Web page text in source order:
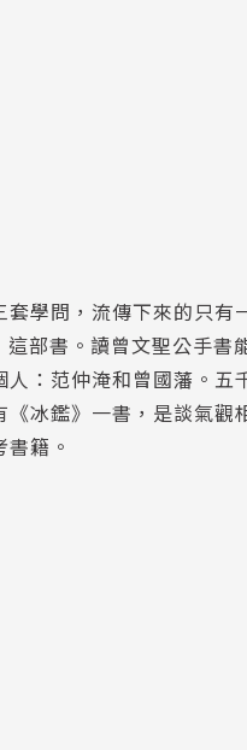
學問，流傳下來的只
部書。讀曾文聖公手書
：范仲淹和曾國藩。
冰鑑》一書，是談氣
籍。